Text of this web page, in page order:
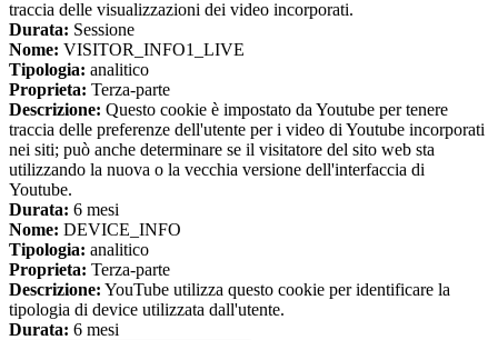
traccia delle visualizzazioni dei video incorporati.
Durata: Sessione
Nome: VISITOR_INFO1_LIVE
Tipologia: analitico
Proprieta: Terza-parte
Descrizione: Questo cookie è impostato da Youtube per tenere
traccia delle preferenze dell'utente per i video di Youtube incorporati
nei siti; può anche determinare se il visitatore del sito web sta
utilizzando la nuova o la vecchia versione dell'interfaccia di
Youtube.
Durata: 6 mesi
Nome: DEVICE_INFO
Tipologia: analitico
Proprieta: Terza-parte
Descrizione: YouTube utilizza questo cookie per identificare la
tipologia di device utilizzata dall'utente.
Durata: 6 mesi